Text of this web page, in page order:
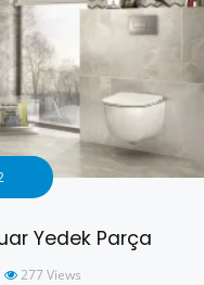
Yedek Parça
277 Views